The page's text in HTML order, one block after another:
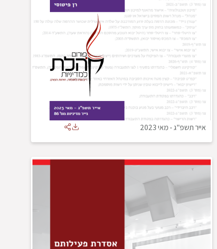
אייר תשפ"ג-מאי 2023